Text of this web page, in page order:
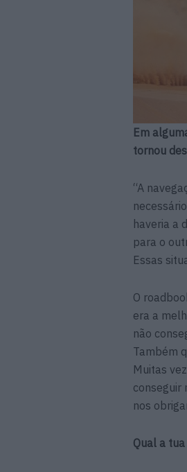
Em
tornou
“A
haveria a
para o
Essas
O
era a
não
Também
Muitas
conseguir
nos
Qual a